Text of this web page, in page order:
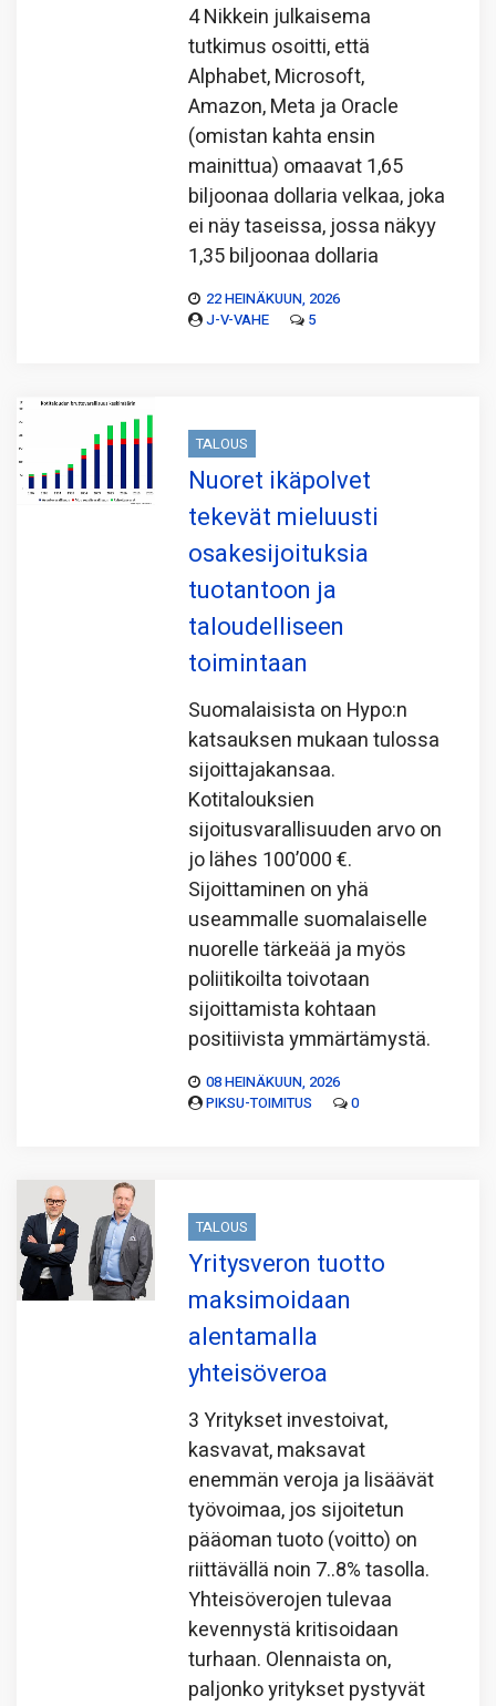
4 Nikkein julkaisema
tutkimus osoitti, että
Alphabet, Microsoft,
Amazon, Meta ja Oracle
(omistan kahta ensin
mainittua) omaavat 1,65
biljoonaa dollaria velkaa, joka
ei näy taseissa, jossa näkyy
1,35 biljoonaa dollaria
22 HEINÄKUUN, 2026
J-V-VAHE
5
TALOUS
Nuoret ikäpolvet
tekevät mieluusti
osakesijoituksia
tuotantoon ja
taloudelliseen
toimintaan
Suomalaisista on Hypo:n
katsauksen mukaan tulossa
sijoittajakansaa.
Kotitalouksien
sijoitusvarallisuuden arvo on
jo lähes 100’000 €.
Sijoittaminen on yhä
useammalle suomalaiselle
nuorelle tärkeää ja myös
poliitikoilta toivotaan
sijoittamista kohtaan
positiivista ymmärtämystä.
08 HEINÄKUUN, 2026
PIKSU-TOIMITUS
0
TALOUS
Yritysveron tuotto
maksimoidaan
alentamalla
yhteisöveroa
3 Yritykset investoivat,
kasvavat, maksavat
enemmän veroja ja lisäävät
työvoimaa, jos sijoitetun
pääoman tuoto (voitto) on
riittävällä noin 7..8% tasolla.
Yhteisöverojen tulevaa
kevennystä kritisoidaan
turhaan. Olennaista on,
paljonko yritykset pystyvät